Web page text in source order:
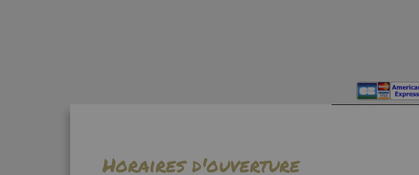
Horaires d'ouverture